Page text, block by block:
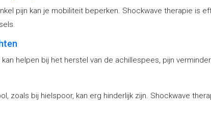
pijn kan je mobiliteit beperken. Shockwave therapie is
helpen bij het herstel van de achillespees, pijn
zoals bij hielspoor, kan erg hinderlijk zijn. Shockwave